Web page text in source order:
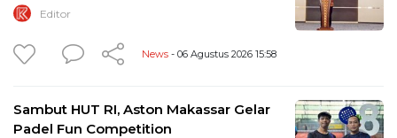
Editor
News - 06 Agustus 2026 15:58
Sambut HUT RI, Aston Makassar Gelar
Padel Fun Competition